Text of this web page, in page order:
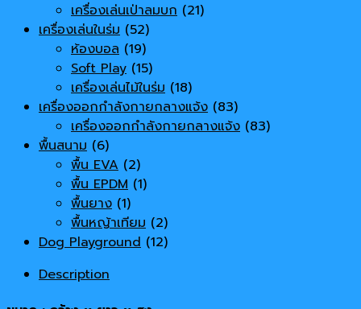
เครื่องเล่นเป่าลมบก (21)
เครื่องเล่นในร่ม (52)
ห้องบอล (19)
Soft Play (15)
เครื่องเล่นไม้ในร่ม (18)
เครื่องออกกำลังกายกลางแจ้ง (83)
เครื่องออกกำลังกายกลางแจ้ง (83)
พื้นสนาม (6)
พื้น EVA (2)
พื้น EPDM (1)
พื้นยาง (1)
พื้นหญ้าเทียม (2)
Dog Playground (12)
Description